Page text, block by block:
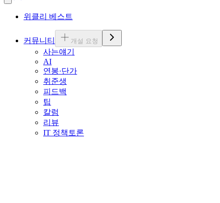
위클리 베스트
커뮤니티 개설 요청
사는얘기
AI
연봉·단가
취준생
피드백
팁
칼럼
리뷰
IT 정책토론